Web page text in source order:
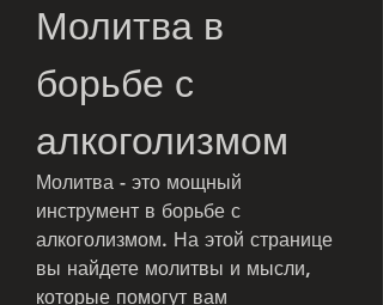
Молитва в
борьбе с
алкоголизмом
Молитва - это мощный
инструмент в борьбе с
алкоголизмом. На этой странице
вы найдете молитвы и мысли,
которые помогут вам